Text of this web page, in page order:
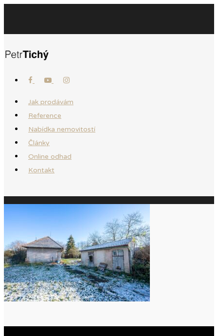
Jak prodávám
Reference
Nabídka nemovitostí
Články
Online odhad
Kontakt